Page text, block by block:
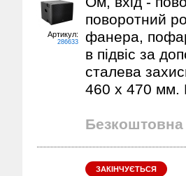
Артикул:
286633
поворотний
фанера,
в підвіс за
сталева
460 х 470 мм.
Безкоштовна
ЗАКІНЧУЄТЬСЯ